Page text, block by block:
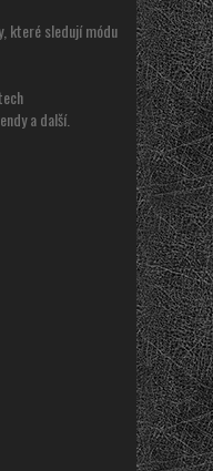
které sledují módu
a další.